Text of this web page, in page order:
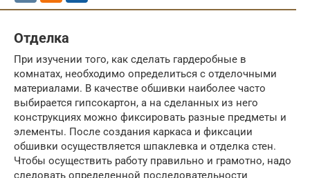
Отделка
При изучении того, как сделать гардеробные в
комнатах, необходимо определиться с отделочными
материалами. В качестве обшивки наиболее часто
выбирается гипсокартон, а на сделанных из него
конструкциях можно фиксировать разные предметы и
элементы. После создания каркаса и фиксации
обшивки осуществляется шпаклевка и отделка стен.
Чтобы осуществить работу правильно и грамотно, надо
следовать определенной последовательности